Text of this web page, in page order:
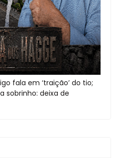
fala em ‘traição’ do tio;
sobrinho: deixa de